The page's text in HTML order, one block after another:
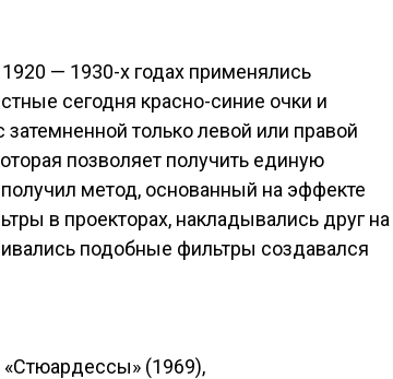
— 1930-х годах применялись
сегодня красно-синие очки и
только левой или правой
позволяет получить единую
метод, основанный на эффекте
в проекторах, накладывались друг на
подобные фильтры создавался
(1969),